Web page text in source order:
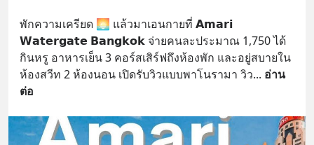
พักความเครียด 🌅 แล้วมาเอนกายที่ 𝗔𝗺𝗮𝗿𝗶
𝗪𝗮𝘁𝗲𝗿𝗴𝗮𝘁𝗲 𝗕𝗮𝗻𝗴𝗸𝗼𝗸 จ่ายคนละประมาณ 1,750 ได้
กินหรู อาหารเย็น 3 คอร์สเสิร์ฟถึงห้องพัก และอยู่สบายใน
ห้องสวีท 2 ห้องนอน เปิดรับวิวแบบพาโนรามา วิว... อ่าน
ต่อ